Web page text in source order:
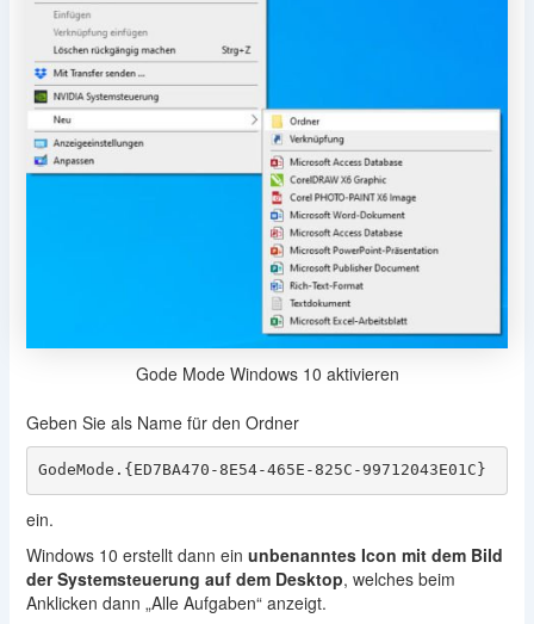
Gode Mode Windows 10 aktivieren
Geben Sie als Name für den Ordner
GodeMode.{ED7BA470-8E54-465E-825C-99712043E01C}
ein.
Windows 10 erstellt dann ein unbenanntes Icon mit dem Bild
der Systemsteuerung auf dem Desktop, welches beim
Anklicken dann „Alle Aufgaben“ anzeigt.